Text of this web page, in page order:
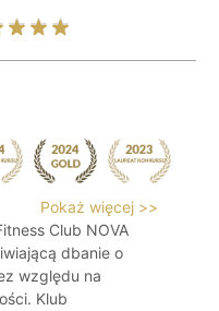
Pokaż więcej >>
Club NOVA
dbanie o
względu na
Klub